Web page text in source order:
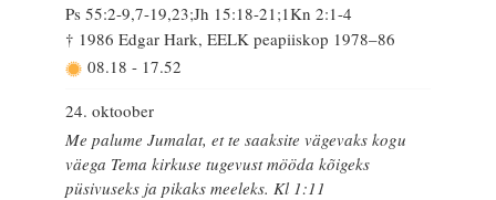
Ps 55:2-9,7-19,23;Jh 15:18-21;1Kn 2:1-4
† 1986 Edgar Hark, EELK peapiiskop 1978–86
08.18 - 17.52
24. oktoober
Me palume Jumalat, et te saaksite vägevaks kogu
väega Tema kirkuse tugevust mööda kõigeks
püsivuseks ja pikaks meeleks. Kl 1:11